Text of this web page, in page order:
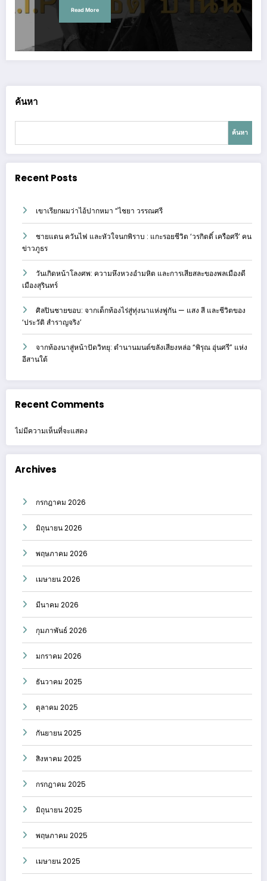
Read More
ค้นหา
ค้นหา
Recent Posts
เขาเรียกผมว่าไอ้ปากหมา “ไชยา วรรณศรี
ชายแดน ควันไฟ และหัวใจนกพิราบ : แกะรอยชีวิต ‘วรกิตติ์ เครือศรี’ คน
ข่าวภูธร
วันเกิดหน้าโลงศพ: ความหึงหวงอำมหิต และการเสียสละของพลเมืองดี
เมืองสุรินทร์
ศิลปินชายขอบ: จากเด็กท้องไร่สู่ทุ่งนาแห่งพู่กัน — แสง สี และชีวิตของ
‘ประวัติ สำราญจริง’
จากท้องนาสู่หน้าปัดวิทยุ: ตำนานมนต์ขลังเสียงหล่อ “พิรุณ อุ่นศรี” แห่ง
อีสานใต้
Recent Comments
ไม่มีความเห็นที่จะแสดง
Archives
กรกฎาคม 2026
มิถุนายน 2026
พฤษภาคม 2026
เมษายน 2026
มีนาคม 2026
กุมภาพันธ์ 2026
มกราคม 2026
ธันวาคม 2025
ตุลาคม 2025
กันยายน 2025
สิงหาคม 2025
กรกฎาคม 2025
มิถุนายน 2025
พฤษภาคม 2025
เมษายน 2025